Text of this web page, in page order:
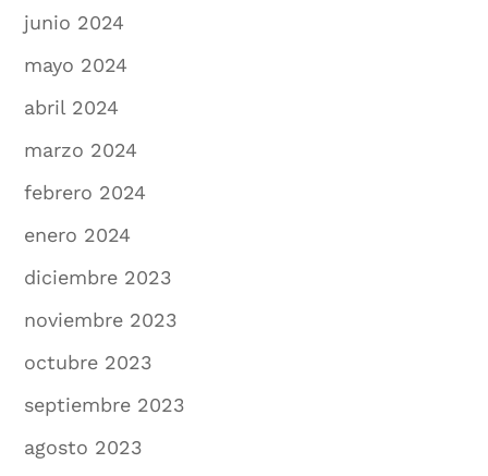
junio 2024
mayo 2024
abril 2024
marzo 2024
febrero 2024
enero 2024
diciembre 2023
noviembre 2023
octubre 2023
septiembre 2023
agosto 2023